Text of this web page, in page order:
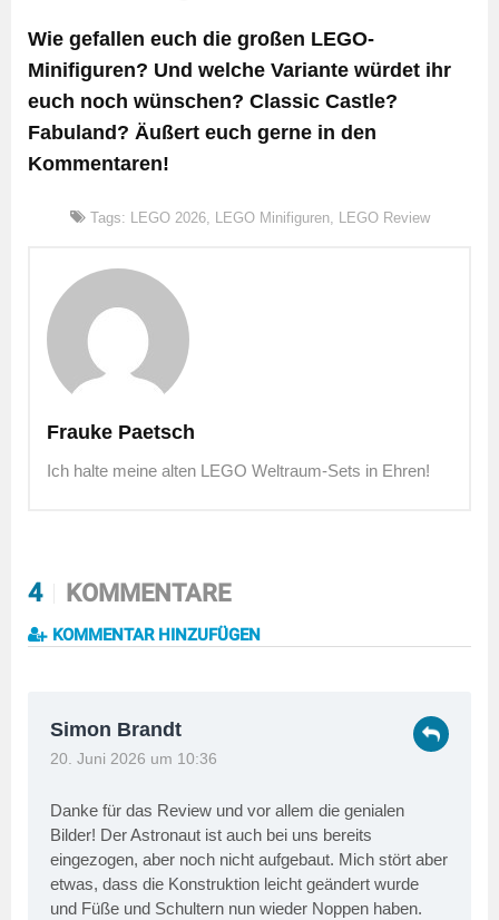
Wie gefallen euch die großen LEGO-
Minifiguren? Und welche Variante würdet ihr
euch noch wünschen? Classic Castle?
Fabuland? Äußert euch gerne in den
Kommentaren!
Tags: LEGO 2026, LEGO Minifiguren, LEGO Review
Frauke Paetsch
Ich halte meine alten LEGO Weltraum-Sets in Ehren!
4 KOMMENTARE
KOMMENTAR HINZUFÜGEN
Simon Brandt
20. Juni 2026 um 10:36
Danke für das Review und vor allem die genialen
Bilder! Der Astronaut ist auch bei uns bereits
eingezogen, aber noch nicht aufgebaut. Mich stört aber
etwas, dass die Konstruktion leicht geändert wurde
und Füße und Schultern nun wieder Noppen haben.